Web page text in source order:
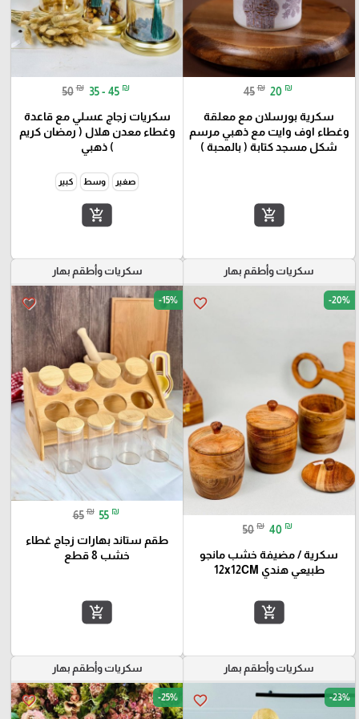
45 ₪ 20 ₪
سكرية بورسلان مع معلقة
وغطاء اوف وايت مع ذهبي مرسم
شكل مسجد كتابة ( بالمحبة )
add_shopping_cart
50 ₪ 35 - 45 ₪
سكريات زجاج عسلي مع قاعدة
وغطاء معدن هلال ( رمضان كريم
) ذهبي
صغير وسط كبير
add_shopping_cart
سكريات وأطقم بهار
favorite_border -20%
50 ₪ 40 ₪
سكرية / مضيفة خشب مانجو
طبيعي هندي 12x12CM
add_shopping_cart
سكريات وأطقم بهار
favorite_border -15%
65 ₪ 55 ₪
طقم ستاند بهارات زجاج غطاء
خشب 8 قطع
add_shopping_cart
سكريات وأطقم بهار
favorite_border -23%
سكريات وأطقم بهار
favorite_border -25%